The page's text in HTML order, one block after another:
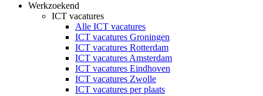
Werkzoekend
ICT vacatures
Alle ICT vacatures
ICT vacatures Groningen
ICT vacatures Rotterdam
ICT vacatures Amsterdam
ICT vacatures Eindhoven
ICT vacatures Zwolle
ICT vacatures per plaats